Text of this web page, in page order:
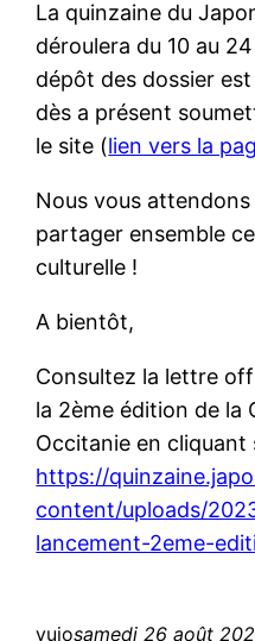
La quinzaine du
déroulera du 10 au
dépôt des dossier
dès a présent
le site (lien vers la
Nous vous
partager ensemble
culturelle !
A bientôt,
Consultez la lettre
la 2ème édition de la
Occitanie en cliquant
https://
content/uploads/
lancement-2eme-
yujosamedi 26 août